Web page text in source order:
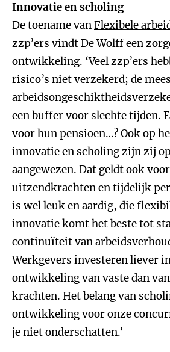
Innovatie en scholing
De toename vanFlexibele
zzp’ers vindt De Wolff een
ontwikkeling. ‘Veel zzp’ers
risico’s niet verzekerd; de
een buffer voor slechte tijden.
voor hun pensioen…? Ook op
innovatie en scholing zijn zij
aangewezen. Dat geldt ook
uitzendkrachten en tijdelijk
is wel leuk en aardig, die
innovatie komt het beste tot
continuïteit van
Werkgevers investeren liever
ontwikkeling van vaste dan
krachten. Het belang van
ontwikkeling voor onze
je niet onderschatten.’